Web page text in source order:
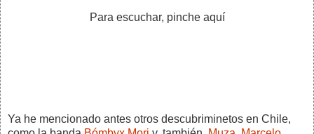
Para escuchar, pinche aquí
Ya he mencionado antes otros descubriminetos en Chile,